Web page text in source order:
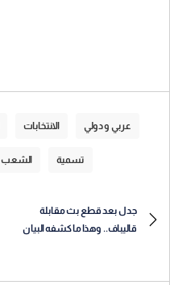
عربي و دولي الانتخابات
تسمية الشعب
جدل بعد قطع بث مقابلة
قاليباف.. وهذا ما كشفه البيان